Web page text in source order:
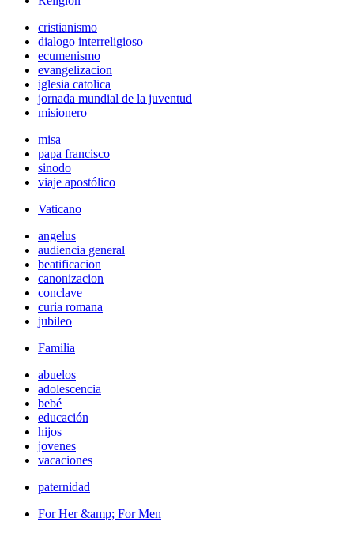
cristianismo
dialogo interreligioso
ecumenismo
evangelizacion
iglesia catolica
jornada mundial de la juventud
misionero
misa
papa francisco
sinodo
viaje apostólico
Vaticano
angelus
audiencia general
beatificacion
canonizacion
conclave
curia romana
jubileo
Familia
abuelos
adolescencia
bebé
educación
hijos
jovenes
vacaciones
paternidad
For Her &amp; For Men